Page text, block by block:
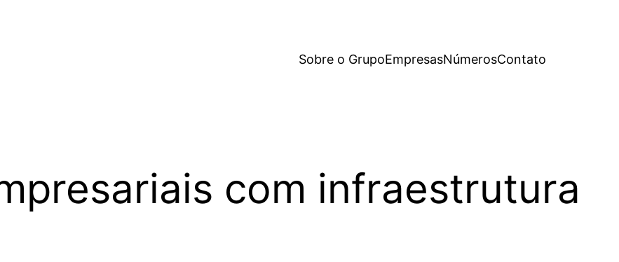
Sobre o GrupoEmpresasNúmerosContato
com infraestrutura